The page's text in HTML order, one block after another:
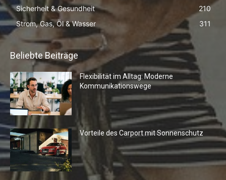
Sicherheit & Gesundheit
210
Strom, Gas, Öl & Wasser
311
Beliebte Beiträge
Flexibilität im Alltag: Moderne
Kommunikationswege
Vorteile des Carport mit Sonnenschutz